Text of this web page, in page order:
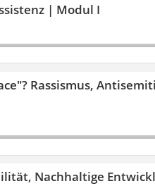
| Modul I
Rassismus,
Nachhaltige